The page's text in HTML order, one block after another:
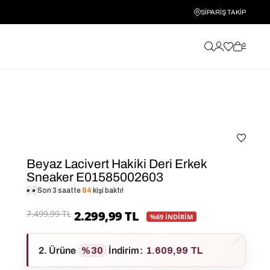
SİPARİŞ TAKİP
0
Beyaz Lacivert Hakiki Deri Erkek
Sneaker E01585002603
Son 3 saatte 84 kişi baktı!
7.499,99 TL 2.299,99 TL %69 İNDİRİM
2. Ürüne %30 İndirim: 1.609,99 TL